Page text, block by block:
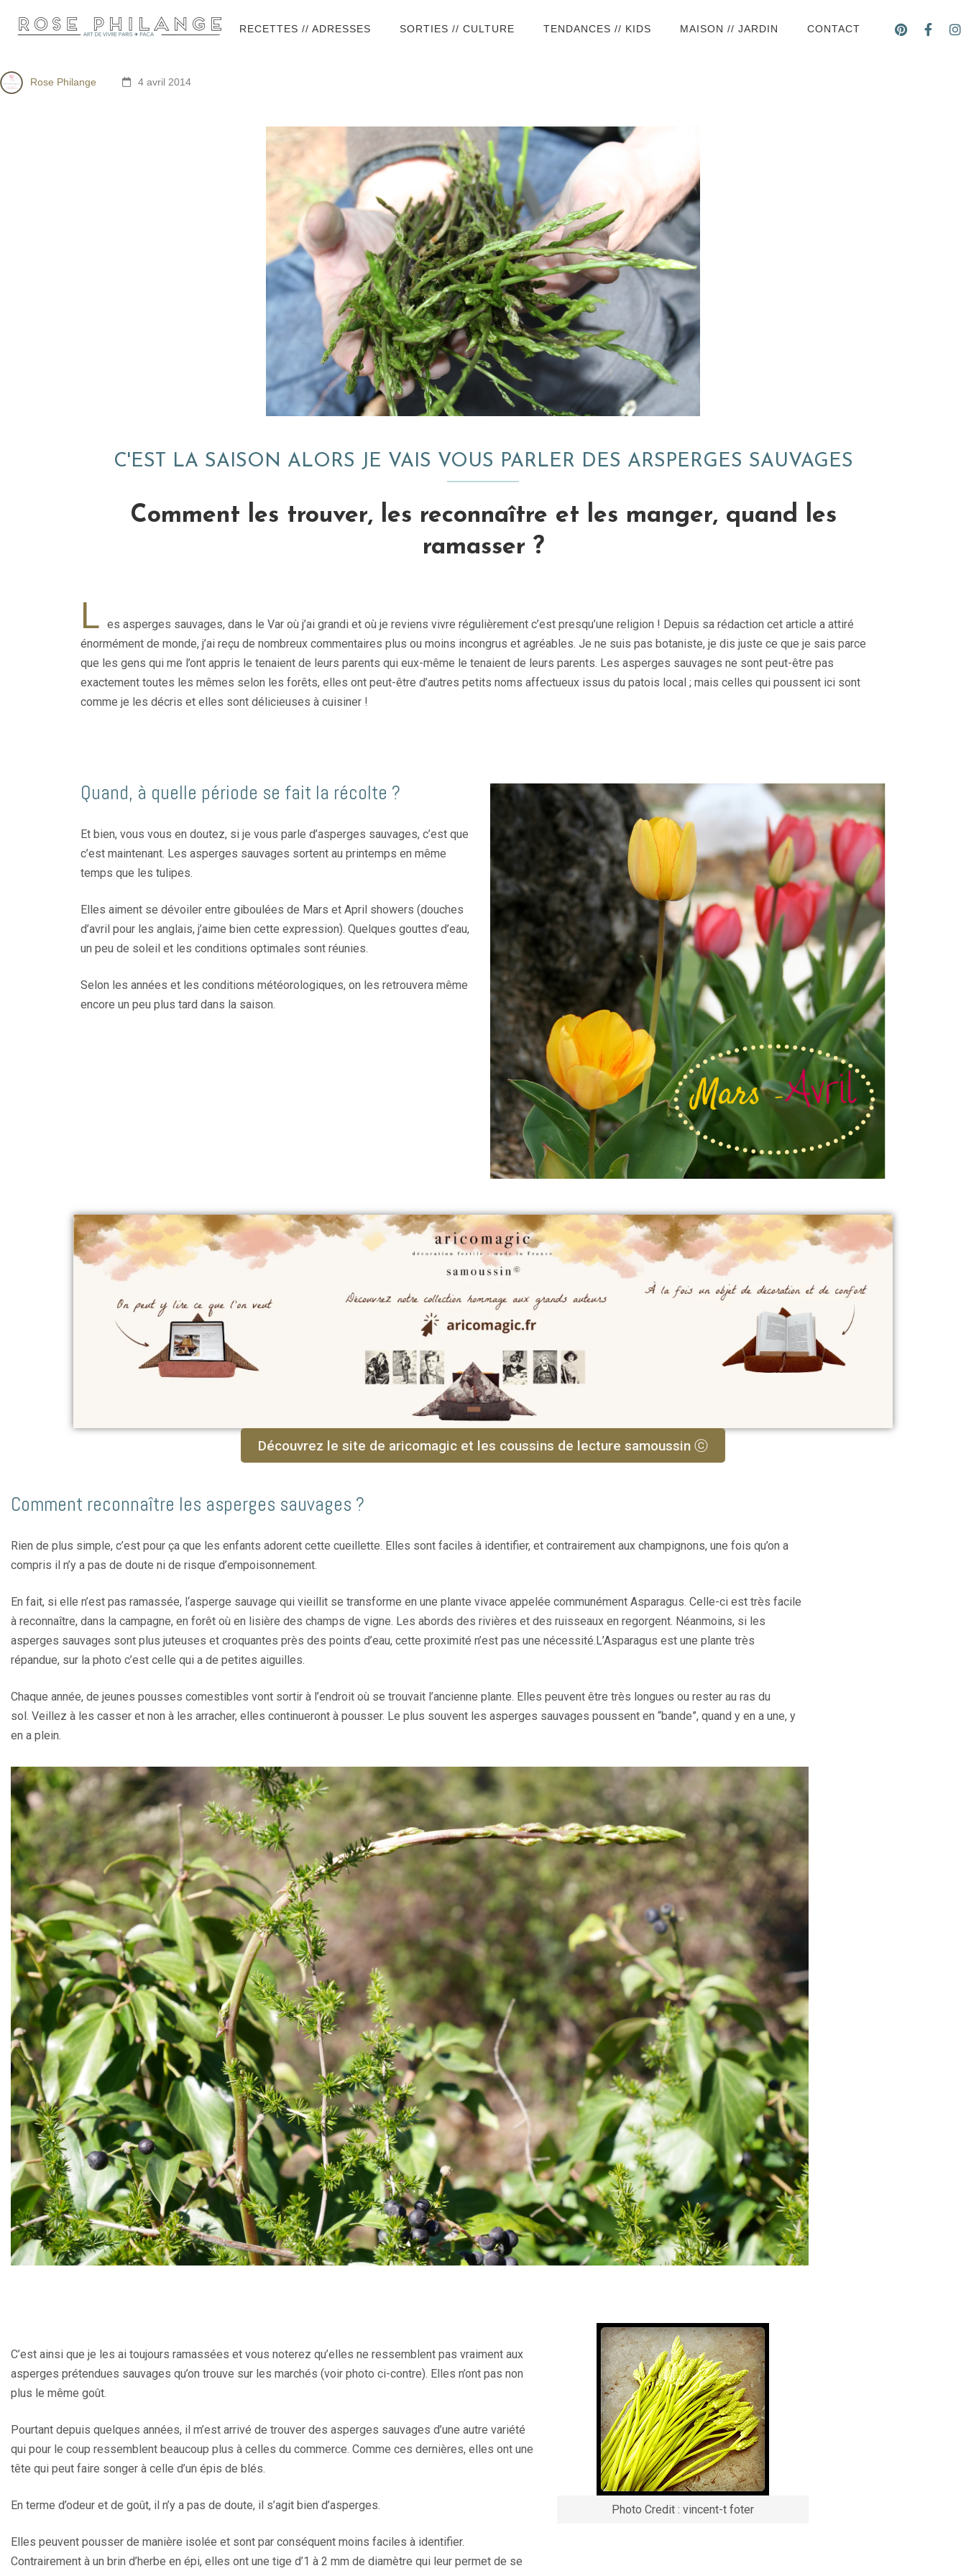
RECETTES // ADRESSES SORTIES // CULTURE TENDANCES // KIDS MAISON // JARDIN CONTACT
Rose Philange 4 avril 2014
C'EST LA SAISON ALORS JE VAIS VOUS PARLER DES ARSPERGES SAUVAGES
Comment les trouver, les reconnaître et les manger, quand les
ramasser ?
L es asperges sauvages, dans le Var où j’ai grandi et où je reviens vivre régulièrement c’est presqu’une religion ! Depuis sa rédaction cet article a attiré
énormément de monde, j’ai reçu de nombreux commentaires plus ou moins incongrus et agréables. Je ne suis pas botaniste, je dis juste ce que je sais parce
que les gens qui me l’ont appris le tenaient de leurs parents qui eux-même le tenaient de leurs parents. Les asperges sauvages ne sont peut-être pas
exactement toutes les mêmes selon les forêts, elles ont peut-être d’autres petits noms affectueux issus du patois local ; mais celles qui poussent ici sont
comme je les décris et elles sont délicieuses à cuisiner !
Quand, à quelle période se fait la récolte ?
Et bien, vous vous en doutez, si je vous parle d’asperges sauvages, c’est que
c’est maintenant. Les asperges sauvages sortent au printemps en même
temps que les tulipes.
Elles aiment se dévoiler entre giboulées de Mars et April showers (douches
d’avril pour les anglais, j’aime bien cette expression). Quelques gouttes d’eau,
un peu de soleil et les conditions optimales sont réunies.
Selon les années et les conditions météorologiques, on les retrouvera même
encore un peu plus tard dans la saison.
Découvrez le site de aricomagic et les coussins de lecture samoussin ⓒ
Comment reconnaître les asperges sauvages ?
Rien de plus simple, c’est pour ça que les enfants adorent cette cueillette. Elles sont faciles à identifier, et contrairement aux champignons, une fois qu’on a
compris il n’y a pas de doute ni de risque d’empoisonnement.
En fait, si elle n’est pas ramassée, l‘asperge sauvage qui vieillit se transforme en une plante vivace appelée communément Asparagus. Celle-ci est très facile
à reconnaître, dans la campagne, en forêt où en lisière des champs de vigne. Les abords des rivières et des ruisseaux en regorgent. Néanmoins, si les
asperges sauvages sont plus juteuses et croquantes près des points d’eau, cette proximité n’est pas une nécessité.L’Asparagus est une plante très
répandue, sur la photo c’est celle qui a de petites aiguilles.
Chaque année, de jeunes pousses comestibles vont sortir à l’endroit où se trouvait l’ancienne plante. Elles peuvent être très longues ou rester au ras du
sol. Veillez à les casser et non à les arracher, elles continueront à pousser. Le plus souvent les asperges sauvages poussent en “bande”, quand y en a une, y
en a plein.
C’est ainsi que je les ai toujours ramassées et vous noterez qu’elles ne ressemblent pas vraiment aux
asperges prétendues sauvages qu’on trouve sur les marchés (voir photo ci-contre). Elles n’ont pas non
plus le même goût.
Pourtant depuis quelques années, il m’est arrivé de trouver des asperges sauvages d’une autre variété
qui pour le coup ressemblent beaucoup plus à celles du commerce. Comme ces dernières, elles ont une
tête qui peut faire songer à celle d’un épis de blés.
En terme d’odeur et de goût, il n’y a pas de doute, il s’agit bien d’asperges.
Elles peuvent pousser de manière isolée et sont par conséquent moins faciles à identifier.
Contrairement à un brin d’herbe en épi, elles ont une tige d’1 à 2 mm de diamètre qui leur permet de se
Photo Credit : vincent-t foter